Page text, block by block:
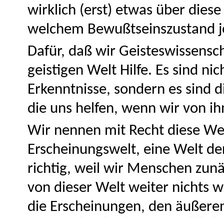
wirklich (erst) etwas über
welchem Bewußtseinszustand
Dafür, daß wir
geistigen Welt Hilfe. Es sind
Erkenntnisse, sondern es sind
die uns helfen, wenn wir von
Wir nennen mit Recht diese
Erscheinungswelt, eine Welt
richtig, weil wir Menschen
von dieser Welt weiter nichts
die Erscheinungen, den